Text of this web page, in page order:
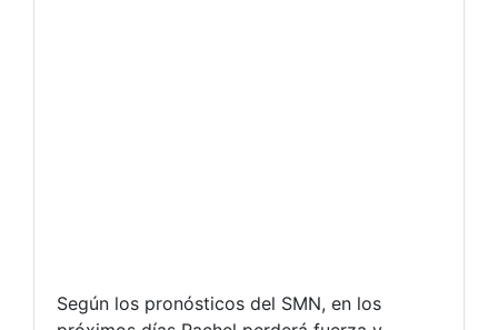
Según los pronósticos del SMN, en los